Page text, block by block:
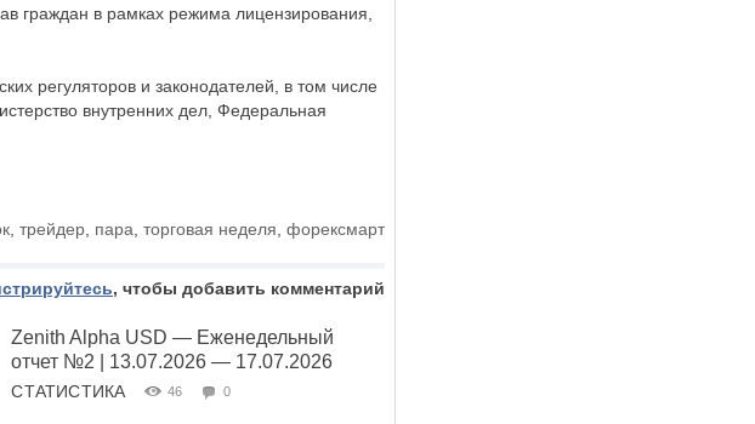
граждан в рамках режима лицензирования,
регуляторов и законодателей, в том числе
внутренних дел, Федеральная
трейдер пара торговая неделя форексмарт
, чтобы добавить комментарий
Zenith Alpha USD — Еженедельный
отчет №2 | 13.07.2026 — 17.07.2026
СТАТИСТИКА 46 0